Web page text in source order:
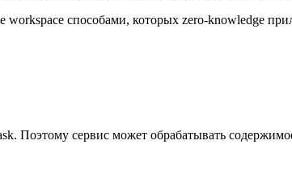
workspace способами, которых zero-knowledge
Поэтому сервис может обрабатывать